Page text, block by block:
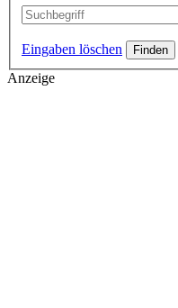
Eingaben löschen
Anzeige